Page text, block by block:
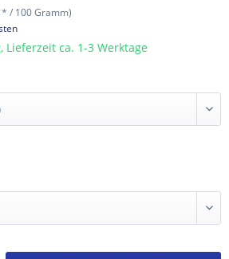
/ 100 Gramm)
ca. 1-3 Werktage